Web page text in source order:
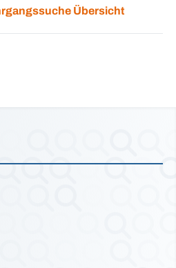
Übersicht